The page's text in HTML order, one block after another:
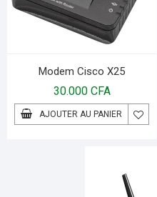
Modem Cisco X25
30.000 CFA
AJOUTER AU PANIER